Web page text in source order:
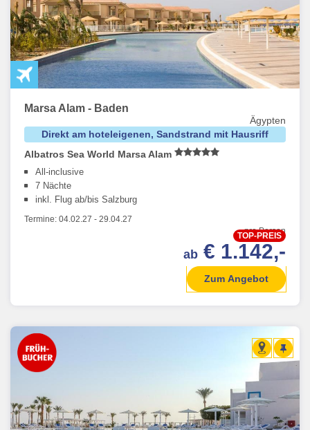
Marsa Alam - Baden
Ägypten
Direkt am hoteleigenen, Sandstrand mit Hausriff
Albatros Sea World Marsa Alam
All-inclusive
7 Nächte
inkl. Flug ab/bis Salzburg
Termine: 04.02.27 - 29.04.27
pro Person
TOP-PREIS
ab € 1.142,-
Zum Angebot